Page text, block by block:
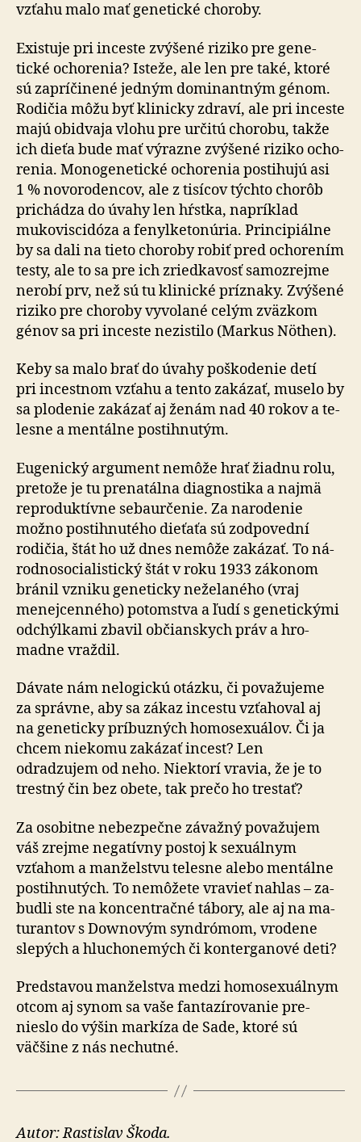
vzťahu malo mať ge­ne­tické choroby.
Existuje pri inceste zvýšené riziko pre ge­ne­
tické ocho­re­nia? Isteže, ale len pre také, ktoré
sú za­prí­či­ne­né jed­ným do­mi­nan­tným génom.
Rodičia môžu byť klinicky zdraví, ale pri inceste
majú obi­dvaja vlohu pre ur­čitú chorobu, takže
ich dieťa bude mať výrazne zvýšené riziko ocho­
re­nia. Mono­ge­ne­tické ochorenia postihujú asi
1 % novo­ro­den­cov, ale z ti­sí­cov týchto chorôb
pri­chá­dza do úvahy len hŕstka, napríklad
mukoviscidóza a fe­nyl­ke­to­nú­ria. Prin­ci­piálne
by sa dali na tieto choroby robiť pred ocho­re­ním
testy, ale to sa pre ich zriedkavosť samo­zrejme
nerobí prv, než sú tu klinické príznaky. Zvýšené
riziko pre cho­ro­by vy­vo­lané celým zväzkom
génov sa pri inceste ne­zistilo (Markus Nöthen).
Keby sa malo brať do úvahy poškodenie detí
pri in­ces­tnom vzťahu a tento za­ká­zať, muselo by
sa plodenie zakázať aj ženám nad 40 rokov a te­
lesne a men­tálne postihnutým.
Eugenický argument nemôže hrať žiadnu rolu,
pre­to­že je tu pre­na­tálna diagnostika a najmä
repro­duk­tívne seba­ur­če­nie. Za na­ro­de­nie
možno postihnutého dieťaťa sú zod­po­vední
rodičia, štát ho už dnes nemôže zakázať. To ná­
rod­no­so­cia­lis­tický štát v roku 1933 zákonom
bránil vzniku ge­ne­ticky ne­že­la­ného (vraj
menej­cen­ného) potomstva a ľudí s ge­ne­tickými
odchýl­kami zbavil občianskych práv a hro­
madne vraždil.
Dávate nám nelogickú otázku, či považujeme
za správne, aby sa zákaz incestu vzťa­ho­val aj
na ge­ne­ticky prí­buz­ných homo­se­xu­álov. Či ja
chcem niekomu zakázať incest? Len
odradzujem od neho. Niektorí vravia, že je to
trestný čin bez obete, tak prečo ho trestať?
Za osobitne nebezpečne závažný považujem
váš zrejme ne­ga­tívny postoj k se­xu­ál­nym
vzťahom a man­žel­stvu telesne alebo men­tálne
postihnutých. To ne­mô­žete vravieť nahlas – za­
budli ste na kon­cen­tračné tábory, ale aj na ma­
tu­ran­tov s Dow­no­vým syndró­mom, vrodene
slepých a hlu­cho­ne­mých či konterganové deti?
Predstavou manželstva medzi homosexuálnym
otcom aj synom sa vaše fan­ta­zí­ro­va­nie pre­
nieslo do výšin markíza de Sade, ktoré sú
väčšine z nás nechutné.
Autor: Rastislav Škoda.